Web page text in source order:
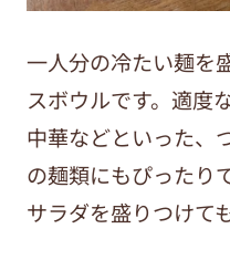
一人分の冷たい麺を
スボウルです。適度
中華などといった、
の麺類にもぴったり
サラダを盛りつけて